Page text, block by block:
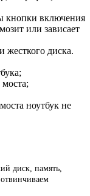
кнопки включения
или зависает
жесткого диска.
ноутбук не
диск, память,